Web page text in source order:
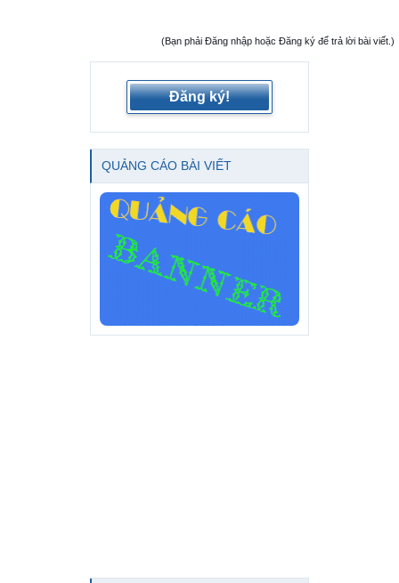
(Bạn phải Đăng nhập hoặc Đăng ký để trả lời bài viết.)
Đăng ký!
QUẢNG CÁO BÀI VIẾT